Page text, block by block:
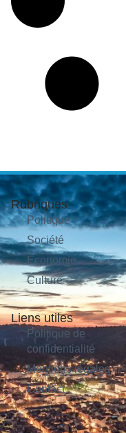
Rubriques
Politique
Société
Économie
Culture
Liens utiles
Politique de
confidentialité
Mentions légales
Contact